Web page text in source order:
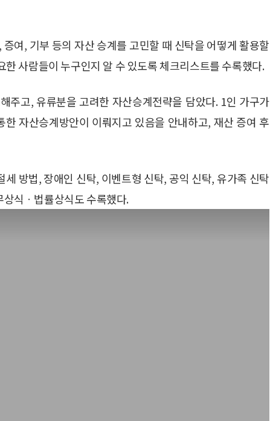
여, 기부 등의 자산 승계를 고민할 때 신탁을 어떻게 활용할
사람들이 누구인지 알 수 있도록 체크리스트를 수록했다.
주고, 유류분을 고려한 자산승계전략을 담았다. 1인 가구가
자산승계방안이 이뤄지고 있음을 안내하고, 재산 증여 후
방법, 장애인 신탁, 이벤트형 신탁, 공익 신탁, 유가족 신탁
식ㆍ법률상식도 수록했다.